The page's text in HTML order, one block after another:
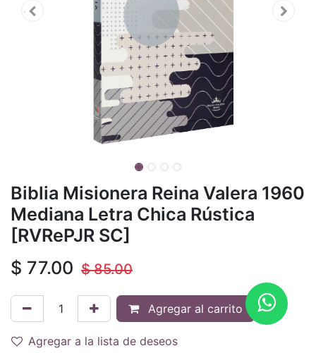
Biblia Misionera Reina Valera 1960
Mediana Letra Chica Rústica
[RVRePJR SC]
$ 77.00 $85.00
Agregar al carrito
Agregar a la lista de deseos